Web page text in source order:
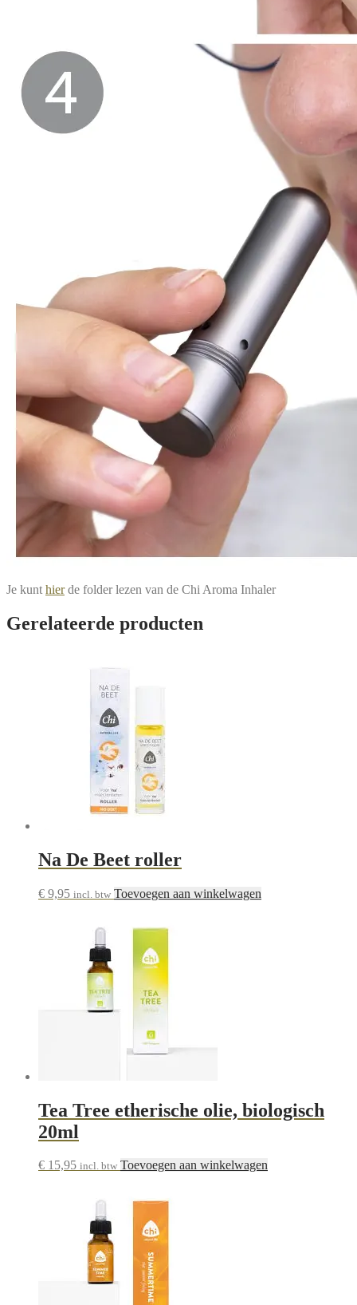
Je kunt hierde folder lezen van de Chi Aroma Inhaler
Gerelateerde producten
Na De Beet roller
€ 9,95 incl. btw Toevoegen aan winkelwagen
Tea Tree etherische olie, biologisch
20ml
€ 15,95 incl. btw Toevoegen aan winkelwagen